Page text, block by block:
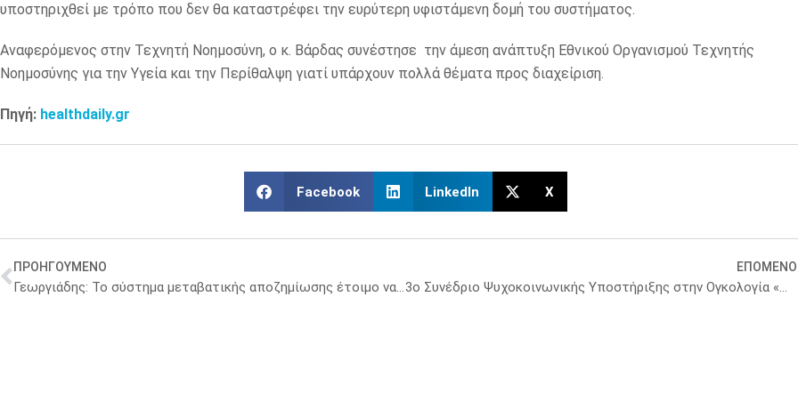
υποστηριχθεί με τρόπο που δεν θα καταστρέφει την ευρύτερη υφιστάμενη δομή του συστήματος.
Αναφερόμενος στην Τεχνητή Νοημοσύνη, ο κ. Βάρδας συνέστησε την άμεση ανάπτυξη Εθνικού Οργανισμού Τεχνητής
Νοημοσύνης για την Υγεία και την Περίθαλψη γιατί υπάρχουν πολλά θέματα προς διαχείριση.
Πηγή: healthdaily.gr
Facebook LinkedIn X
ΠΡΟΗΓΟΥΜΕΝΟ
Γεωργιάδης: To σύστημα μεταβατικής αποζημίωσης έτοιμο να λειτουργήσει από τις αρχές του 2026
ΕΠΟΜΕΝΟ
3ο Συνέδριο Ψυχοκοινωνικής Υποστήριξης στην Ογκολογία «Δημιουργώντας το πλαίσιο, Διεκδικώντας το Αύριο»